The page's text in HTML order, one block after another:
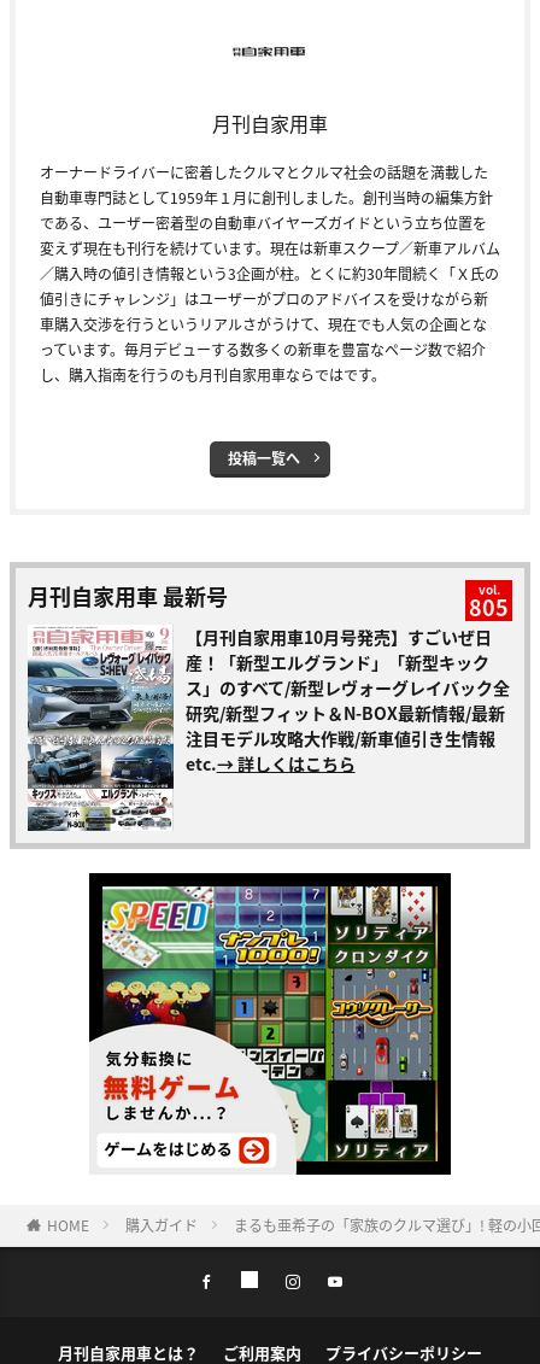
月刊自家用車
オーナードライバーに密着したクルマとクルマ社会の話題を満載した
自動車専門誌として1959年１月に創刊しました。創刊当時の編集方針
である、ユーザー密着型の自動車バイヤーズガイドという立ち位置を
変えず現在も刊行を続けています。現在は新車スクープ／新車アルバム
／購入時の値引き情報という3企画が柱。とくに約30年間続く「Ｘ氏の
値引きにチャレンジ」はユーザーがプロのアドバイスを受けながら新
車購入交渉を行うというリアルさがうけて、現在でも人気の企画とな
っています。毎月デビューする数多くの新車を豊富なページ数で紹介
し、購入指南を行うのも月刊自家用車ならではです。
投稿一覧へ
月刊自家用車 最新号 vol.
805
【月刊自家用車10月号発売】すごいぜ日
産！「新型エルグランド」「新型キック
ス」のすべて/新型レヴォーグレイバック全
研究/新型フィット＆N-BOX最新情報/最新
注目モデル攻略大作戦/新車値引き生情報
etc.→ 詳しくはこちら
HOME 購入ガイド まるも亜希子の「家族のクルマ選び」! 軽の
月刊自家用車とは？ ご利用案内 プライバシーポリシー